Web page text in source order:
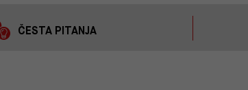
ČESTA PITANJA